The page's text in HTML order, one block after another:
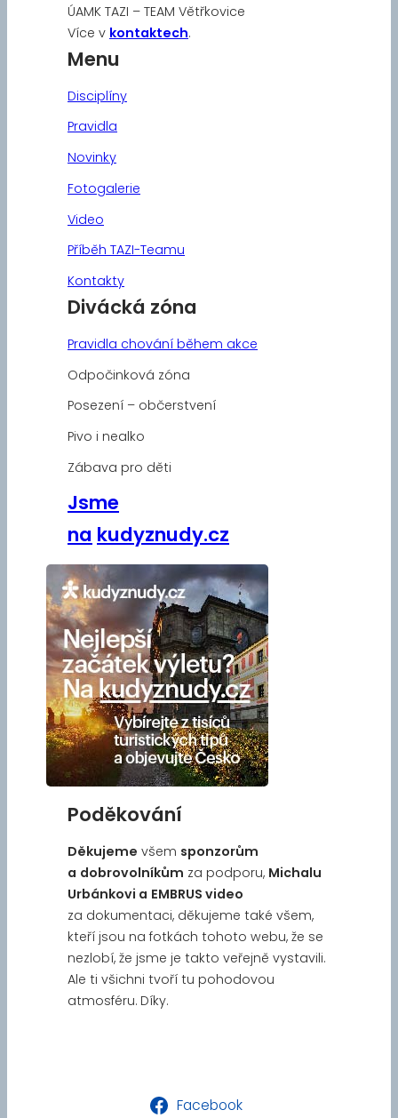
ÚAMK TAZI – TEAM Větřkovice
Více v kontaktech.
Menu
Disciplíny
Pravidla
Novinky
Fotogalerie
Video
Příběh TAZI-Teamu
Kontakty
Divácká zóna
Pravidla chování během akce
Odpočinková zóna
Posezení – občerstvení
Pivo i nealko
Zábava pro děti
Jsme
na kudyznudy.cz
Poděkování
Děkujeme všem sponzorům
a dobrovolníkům za podporu, Michalu
Urbánkovi a EMBRUS video
za dokumentaci, děkujeme také všem,
kteří jsou na fotkách tohoto webu, že se
nezlobí, že jsme je takto veřejně vystavili.
Ale ti všichni tvoří tu pohodovou
atmosféru. Díky.
Facebook